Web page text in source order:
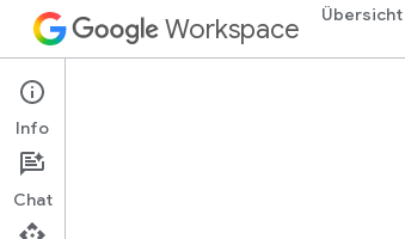
Workspace Übersicht
Google Calendar
Übersicht
Info
Chat